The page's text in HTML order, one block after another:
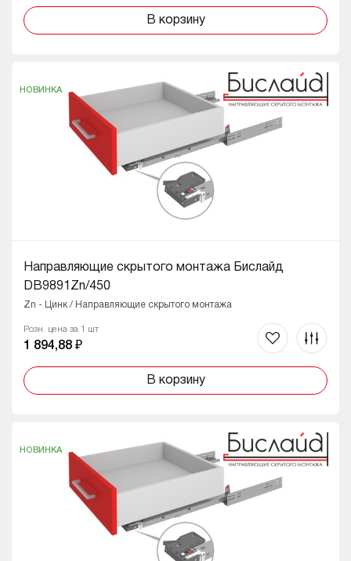
В корзину
НОВИНКА
Направляющие скрытого монтажа Бислайд
DB9891Zn/450
Zn - Цинк / Направляющие скрытого монтажа
Розн. цена за 1 шт
1 894,88 ₽
В корзину
НОВИНКА